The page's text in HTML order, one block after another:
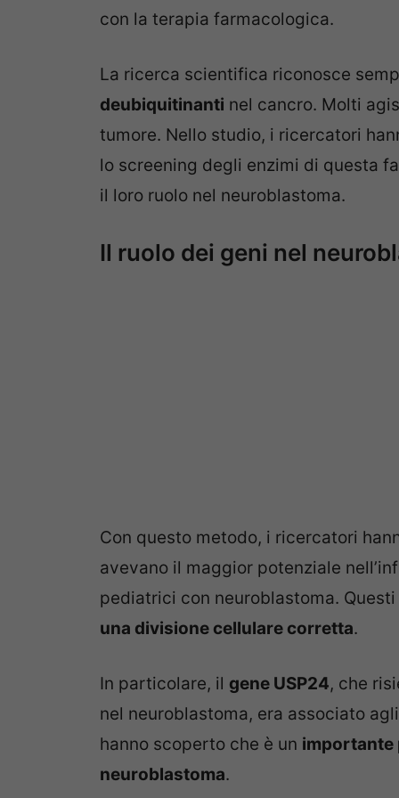
con la terapia farmacologica.
La ricerca scientifica riconosce
deubiquitinanti nel cancro. Molti
tumore. Nello studio, i ricercatori
lo screening degli enzimi di questa
il loro ruolo nel neuroblastoma.
Il ruolo dei geni nel
Con questo metodo, i ricercatori
avevano il maggior potenziale
pediatrici con neuroblastoma.
una divisione cellulare corretta.
In particolare, il gene USP24, che
nel neuroblastoma, era associato
hanno scoperto che è un importante
neuroblastoma.